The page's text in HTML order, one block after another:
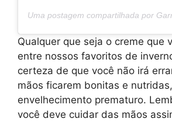
Qualquer que seja o creme que
entre nossos favoritos de
certeza de que você não irá
mãos ficarem bonitas e
envelhecimento prematuro.
você deve cuidar das mãos